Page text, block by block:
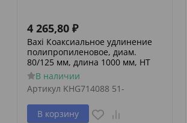
4 265,80 ₽
Baxi Коаксиальное удлинение
полипропиленовое, диам.
80/125 мм, длина 1000 мм, HT
В наличии
Артикул KHG714088 51-
В корзину